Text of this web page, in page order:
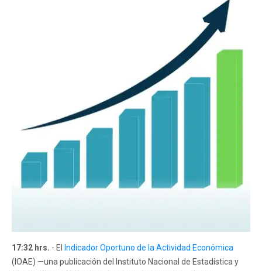
17:32 hrs. - El
Indicador Oportuno de la Actividad Económica
(IOAE) —una publicación del Instituto Nacional de Estadística y